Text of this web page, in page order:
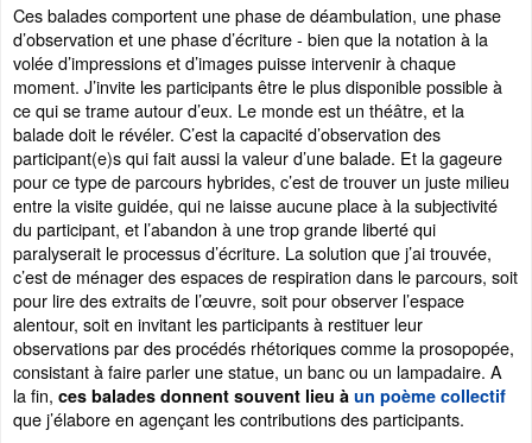
Ces balades comportent une phase de déambulation, une phase
d’observation et une phase d’écriture - bien que la notation à la
volée d’impressions et d’images puisse intervenir à chaque
moment. J’invite les participants être le plus disponible possible à
ce qui se trame autour d’eux. Le monde est un théâtre, et la
balade doit le révéler. C’est la capacité d’observation des
participant(e)s qui fait aussi la valeur d’une balade. Et la gageure
pour ce type de parcours hybrides, c’est de trouver un juste milieu
entre la visite guidée, qui ne laisse aucune place à la subjectivité
du participant, et l’abandon à une trop grande liberté qui
paralyserait le processus d’écriture. La solution que j’ai trouvée,
c’est de ménager des espaces de respiration dans le parcours, soit
pour lire des extraits de l’œuvre, soit pour observer l’espace
alentour, soit en invitant les participants à restituer leur
observations par des procédés rhétoriques comme la prosopopée,
consistant à faire parler une statue, un banc ou un lampadaire. A
la fin, ces balades donnent souvent lieu à un poème collectif
que j’élabore en agençant les contributions des participants.